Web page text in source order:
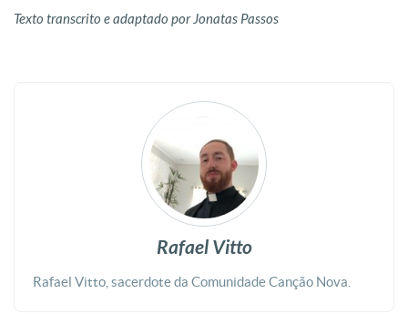
Texto transcrito e adaptado por Jonatas Passos
Rafael Vitto
Rafael Vitto, sacerdote da Comunidade Canção Nova.